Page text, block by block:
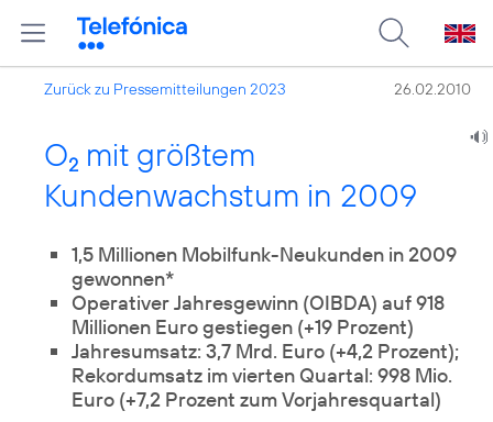
Zurück zu Pressemitteilungen 2023 26.02.2010
O2 mit größtem
Kundenwachstum in 2009
1,5 Millionen Mobilfunk-Neukunden in 2009
gewonnen*
Operativer Jahresgewinn (OIBDA) auf 918
Millionen Euro gestiegen (+19 Prozent)
Jahresumsatz: 3,7 Mrd. Euro (+4,2 Prozent);
Rekordumsatz im vierten Quartal: 998 Mio.
Euro (+7,2 Prozent zum Vorjahresquartal)